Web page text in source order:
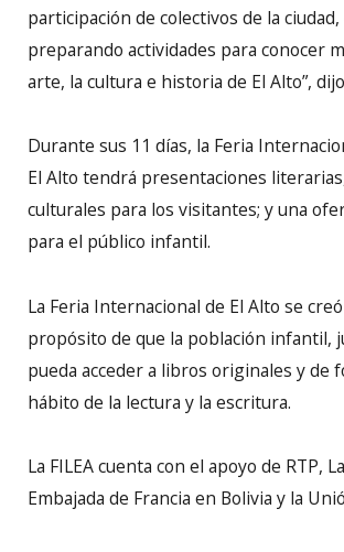
participación de colectivos de la
preparando actividades para conocer
arte, la cultura e historia de El Alto”,
Durante sus 11 días, la Feria
El Alto tendrá presentaciones
culturales para los visitantes; y una
para el público infantil.
La Feria Internacional de El Alto se
propósito de que la población infantil,
pueda acceder a libros originales y de
hábito de la lectura y la escritura.
La FILEA cuenta con el apoyo de RTP,
Embajada de Francia en Bolivia y la